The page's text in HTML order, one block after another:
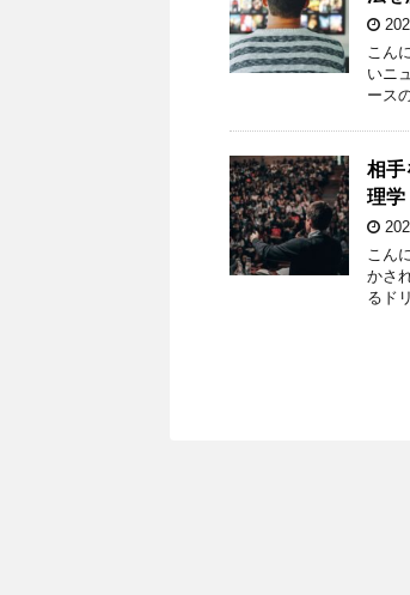
こん
いニ
ース
相手
理学
こん
かさ
るド